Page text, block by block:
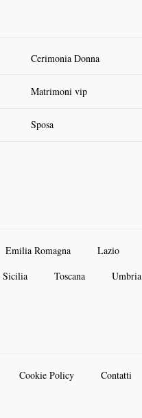
Cerimonia Donna
Matrimoni vip
Sposa
Emilia Romagna Lazio
Sicilia Toscana Umbria
Cookie Policy Contatti